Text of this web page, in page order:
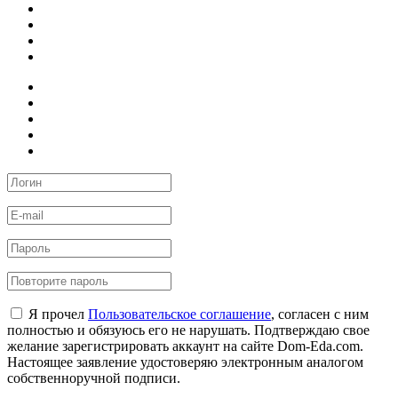
Я прочел Пользовательское соглашение, согласен с ним
полностью и обязуюсь его не нарушать. Подтверждаю свое
желание зарегистрировать аккаунт на сайте Dom-Eda.com.
Настоящее заявление удостоверяю электронным аналогом
собственноручной подписи.